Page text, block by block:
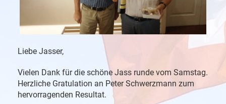
Liebe Jasser,
Vielen Dank für die schöne Jass runde vom Samstag.
Herzliche Gratulation an Peter Schwerzmann zum
hervorragenden Resultat.